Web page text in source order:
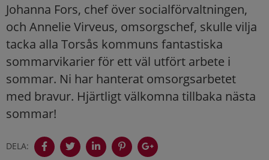
Johanna Fors, chef över socialförvaltningen,
och Annelie Virveus, omsorgschef, skulle vilja
tacka alla Torsås kommuns fantastiska
sommarvikarier för ett väl utfört arbete i
sommar. Ni har hanterat omsorgsarbetet
med bravur. Hjärtligt välkomna tillbaka nästa
sommar!
DELA: